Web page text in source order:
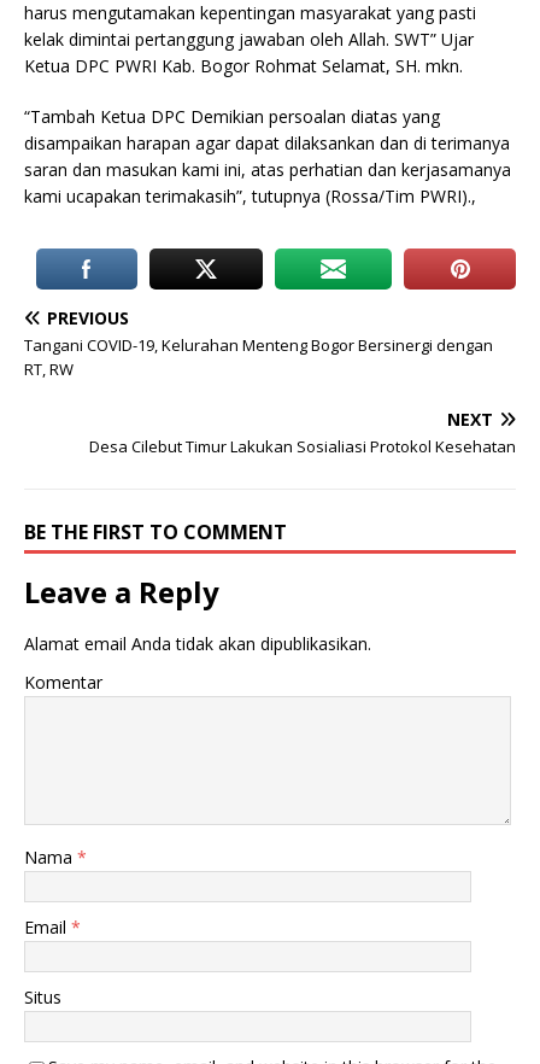
harus mengutamakan kepentingan masyarakat yang pasti
kelak dimintai pertanggung jawaban oleh Allah. SWT” Ujar
Ketua DPC PWRI Kab. Bogor Rohmat Selamat, SH. mkn.
“Tambah Ketua DPC Demikian persoalan diatas yang
disampaikan harapan agar dapat dilaksankan dan di terimanya
saran dan masukan kami ini, atas perhatian dan kerjasamanya
kami ucapakan terimakasih”, tutupnya (Rossa/Tim PWRI).,
PREVIOUS
Tangani COVID-19, Kelurahan Menteng Bogor Bersinergi dengan
RT, RW
NEXT
Desa Cilebut Timur Lakukan Sosialiasi Protokol Kesehatan
BE THE FIRST TO COMMENT
Leave a Reply
Alamat email Anda tidak akan dipublikasikan.
Komentar
Nama *
Email *
Situs